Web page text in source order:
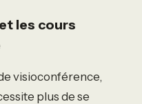
les cours
visioconférence,
plus de se